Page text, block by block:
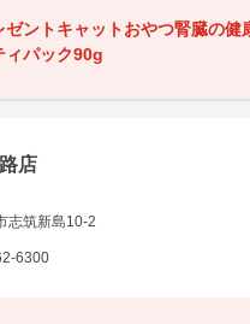
ゼントキャットおやつ腎臓の健
ィパック90g
店
志筑新島10-2
6300